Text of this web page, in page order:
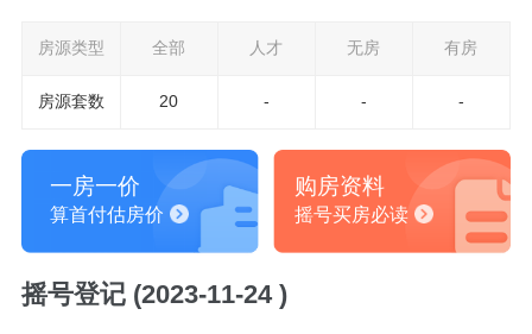
房源类型 全部 人才 无房 有房
房源套数 20 - - -
一房一价
算首付估房价
购房资料
摇号买房必读
摇号登记 (2023-11-24 )